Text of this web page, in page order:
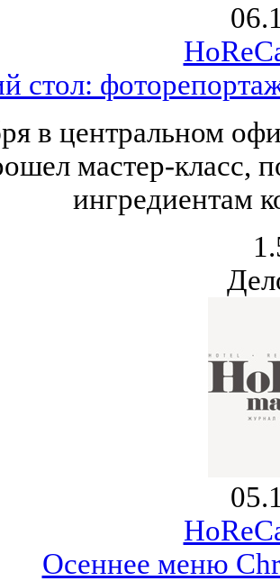
стол:
в центральном
мастер-класс,
ингредиентам
Осеннее меню